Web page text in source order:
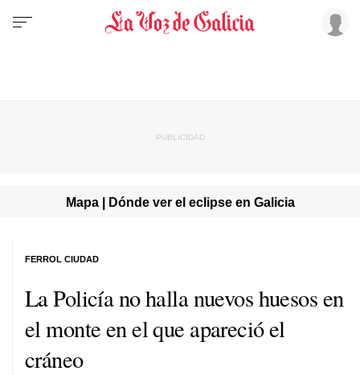
Mapa | Dónde ver el eclipse en Galicia
La Policía no halla nuevos huesos en
el monte en el que apareció el
cráneo
FERROL CIUDAD